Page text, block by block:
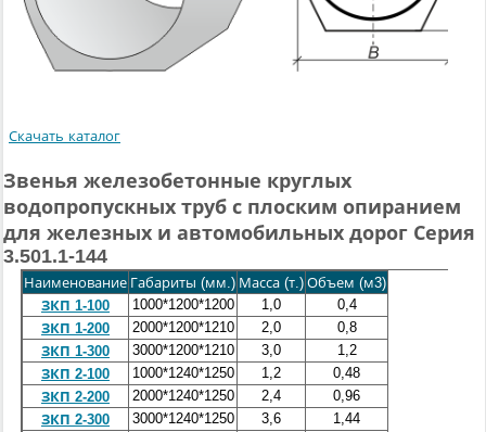
Скачать каталог
Звенья железобетонные круглых
водопропускных труб с плоским опиранием
для железных и автомобильных дорог Серия
3.501.1-144
Наименование Габариты (мм.) Масса (т.) Объем (м3)
ЗКП 1-100
1000*1200*1200 1,0
0,4
ЗКП 1-200
2000*1200*1210 2,0
0,8
ЗКП 1-300
3000*1200*1210 3,0
1,2
ЗКП 2-100
1000*1240*1250 1,2
0,48
ЗКП 2-200
2000*1240*1250 2,4
0,96
ЗКП 2-300
3000*1240*1250 3,6
1,44